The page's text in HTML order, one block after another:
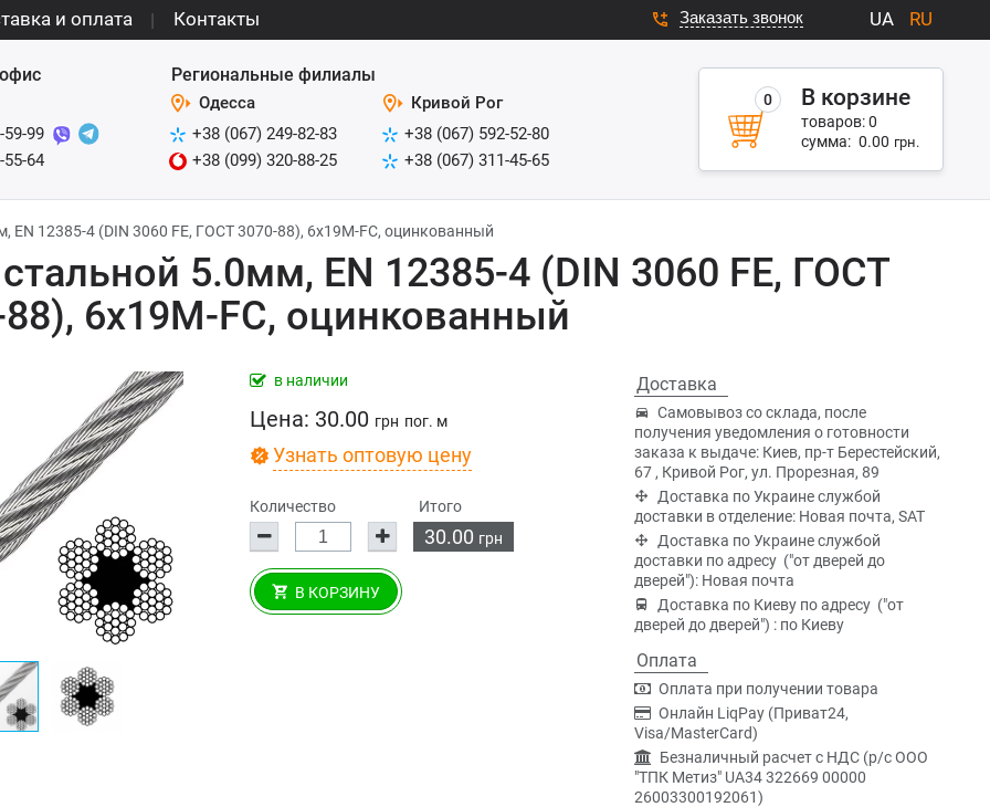
и оплата Контакты Заказать звонок UA RU
99
64
Региональные филиалы
Одесса
+38 (067) 249-82-83
+38 (099) 320-88-25
Кривой Рог
+38 (067) 592-52-80
+38 (067) 311-45-65
0 В корзине
товаров:0
сумма: 0.00 грн.
EN 12385-4 (DIN 3060 FE, ГОСТ 3070-88), 6x19M-FC, оцинкованный
5.0мм, EN 12385-4 (DIN 3060 FE, ГОСТ
6x19M-FC, оцинкованный
в наличии
Цена: 30.00 грн пог. м
Узнать оптовую цену
Количество Итого
30.00 грн
В КОРЗИНУ
Доставка
Самовывоз со склада, после
получения уведомления о готовности
заказа к выдаче: Киев, пр-т Берестейский,
67 , Кривой Рог, ул. Прорезная, 89
Доставка по Украине службой
доставки в отделение: Новая почта, SAT
Доставка по Украине службой
доставки по адресу ("от дверей до
дверей"): Новая почта
Доставка по Киеву по адресу ("от
дверей до дверей") : по Киеву
Оплата
Оплата при получении товара
Онлайн LiqPay (Приват24,
Visa/MasterCard)
Безналичный расчет с НДС (р/c ООО
"ТПК Метиз" UA34 322669 00000
26003300192061)